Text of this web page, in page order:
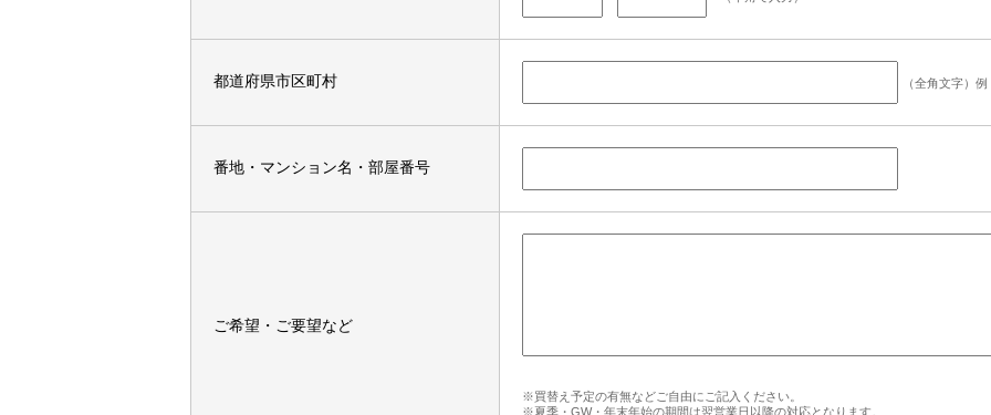
都道府県市区町村 （全角文字）
番地・マンション名・部屋番号
ご希望・ご要望など
※買替え予定の有無などご自由にご記入ください。
※夏季・GW・年末年始の期間は翌営業日以降の対応となります。